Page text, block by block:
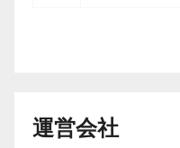
運営会社